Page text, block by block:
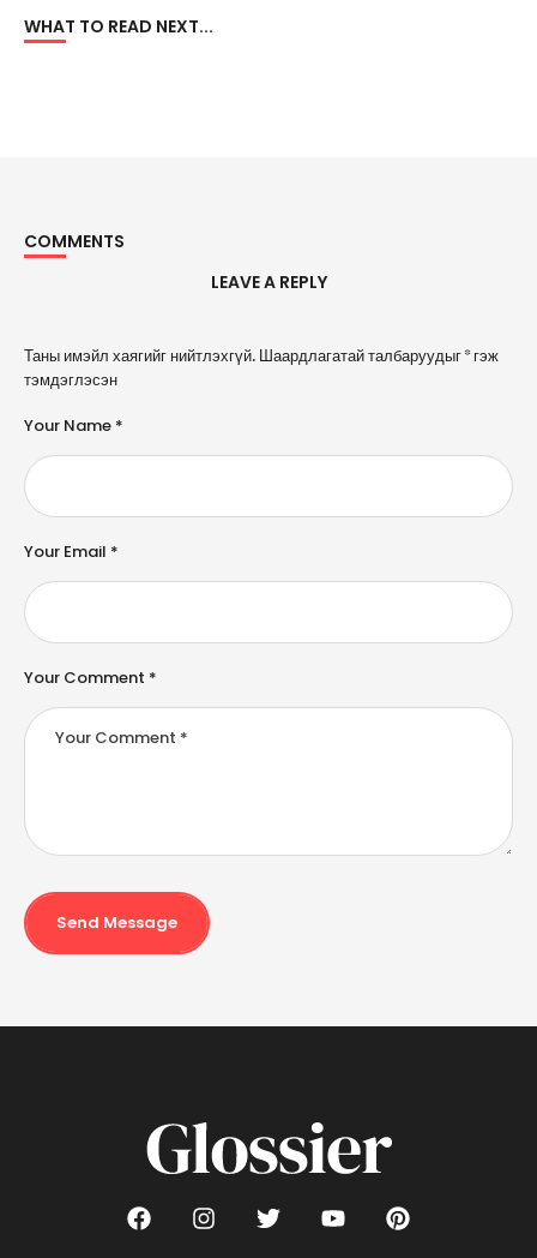
WHAT TO READ NEXT...
COMMENTS
LEAVE A REPLY
Таны имэйл хаягийг нийтлэхгүй. Шаардлагатай талбаруудыг*гэж
тэмдэглэсэн
Your Comment *
Your Name *
Your Email *
Send Message
A
l
e
n
a
ti
e